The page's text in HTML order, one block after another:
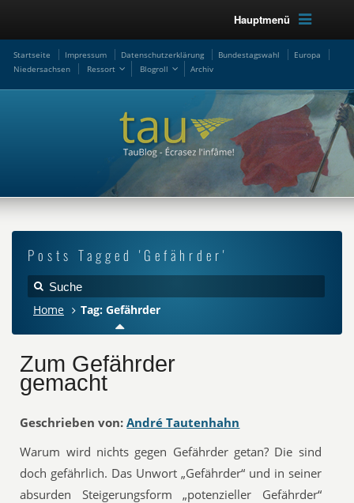
Hauptmenü
Startseite Impressum Datenschutzerklärung Bundestagswahl
Europa
Niedersachsen
Ressort Blogroll Archiv
Posts Tagged 'Gefährder'
Home Tag: Gefährder
Zum Gefährder
gemacht
Geschrieben von: André Tautenhahn
Warum wird nichts gegen Gefährder getan? Die sind
doch gefährlich. Das Unwort „Gefährder“ und in seiner
absurden Steigerungsform „potenzieller Gefährder“